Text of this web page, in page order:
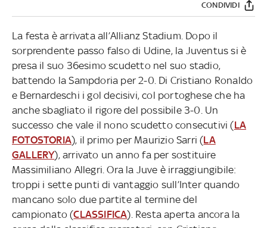
CONDIVIDI
La festa è arrivata all’Allianz Stadium. Dopo il
sorprendente passo falso di Udine, la Juventus si è
presa il suo 36esimo scudetto nel suo stadio,
battendo la Sampdoria per 2-0. Di Cristiano Ronaldo
e Bernardeschi i gol decisivi, col portoghese che ha
anche sbagliato il rigore del possibile 3-0. Un
successo che vale il nono scudetto consecutivi (LA
FOTOSTORIA), il primo per Maurizio Sarri (LA
GALLERY), arrivato un anno fa per sostituire
Massimiliano Allegri. Ora la Juve è irraggiungibile:
troppi i sette punti di vantaggio sull’Inter quando
mancano solo due partite al termine del
campionato (CLASSIFICA). Resta aperta ancora la